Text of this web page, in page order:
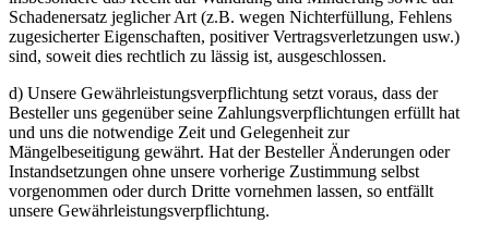
Schadenersatz jeglicher Art (z.B. wegen Nichterfüllung, Fehlens
zugesicherter Eigenschaften, positiver Vertragsverletzungen usw.)
sind, soweit dies rechtlich zu lässig ist, ausgeschlossen.
d) Unsere Gewährleistungsverpflichtung setzt voraus, dass der
Besteller uns gegenüber seine Zahlungsverpflichtungen erfüllt hat
und uns die notwendige Zeit und Gelegenheit zur
Mängelbeseitigung gewährt. Hat der Besteller Änderungen oder
Instandsetzungen ohne unsere vorherige Zustimmung selbst
vorgenommen oder durch Dritte vornehmen lassen, so entfällt
unsere Gewährleistungsverpflichtung.